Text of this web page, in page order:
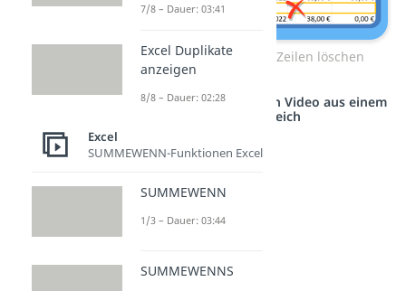
Zum Video: Excel leere Zeilen löschen
Studyflix vernetzt: Hier ein Video aus einem
anderen Bereich
7/8 – Dauer: 03:41
Excel Duplikate
anzeigen
8/8 – Dauer: 02:28
Excel
SUMMEWENN-Funktionen Excel
SUMMEWENN
1/3 – Dauer: 03:44
SUMMEWENNS